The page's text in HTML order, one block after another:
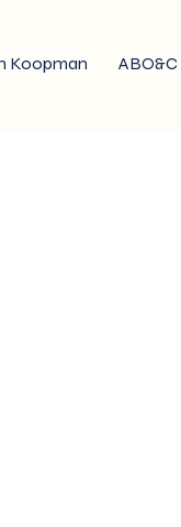
Koopman ABO&C